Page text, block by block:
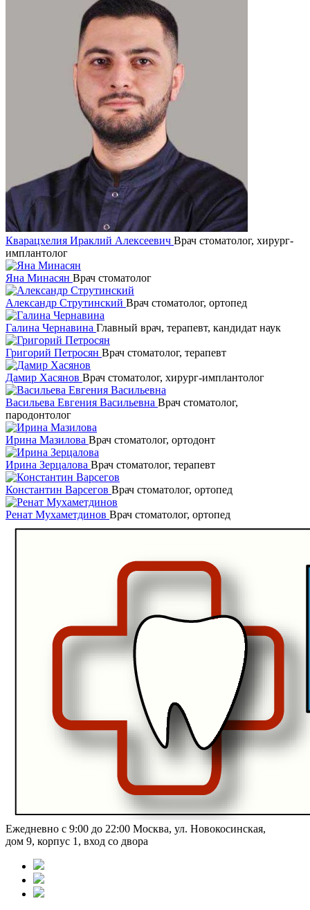
Кварацхелия Ираклий Алексеевич Врач стоматолог, хирург-
имплантолог
Яна Минасян Врач стоматолог
Александр Струтинский Врач стоматолог, ортопед
Галина Чернавина Главный врач, терапевт, кандидат наук
Григорий Петросян Врач стоматолог, терапевт
Дамир Хасянов Врач стоматолог, хирург-имплантолог
Васильева Евгения Васильевна Врач стоматолог,
пародонтолог
Ирина Мазилова Врач стоматолог, ортодонт
Ирина Зерцалова Врач стоматолог, терапевт
Константин Варсегов Врач стоматолог, ортопед
Ренат Мухаметдинов Врач стоматолог, ортопед
Ежедневно с 9:00 до 22:00 Москва, ул. Новокосинская,
дом 9, корпус 1, вход со двора